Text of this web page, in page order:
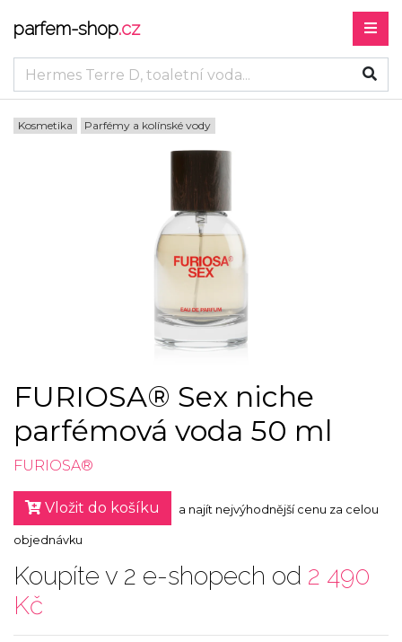
parfem-shop.cz
Kosmetika Parfémy a kolínské vody
FURIOSA® Sex niche
parfémová voda 50 ml
FURIOSA®
Vložit do košíku a najít nejvýhodnější cenu za celou
objednávku
Koupíte v 2 e-shopech od 2 490
Kč